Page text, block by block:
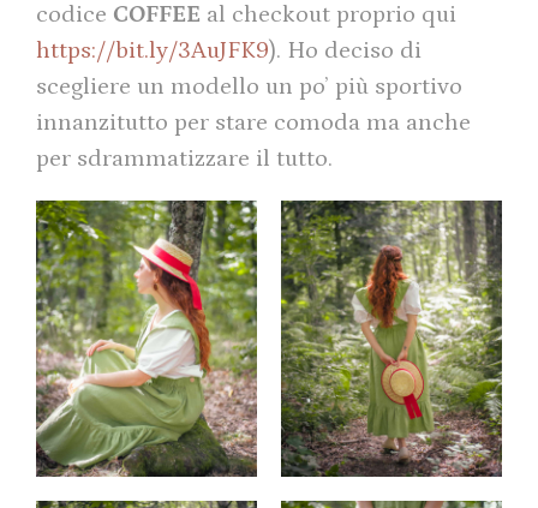
codice COFFEE al checkout proprio qui
https://bit.ly/3AuJFK9). Ho deciso di
scegliere un modello un po’ più sportivo
innanzitutto per stare comoda ma anche
per sdrammatizzare il tutto.